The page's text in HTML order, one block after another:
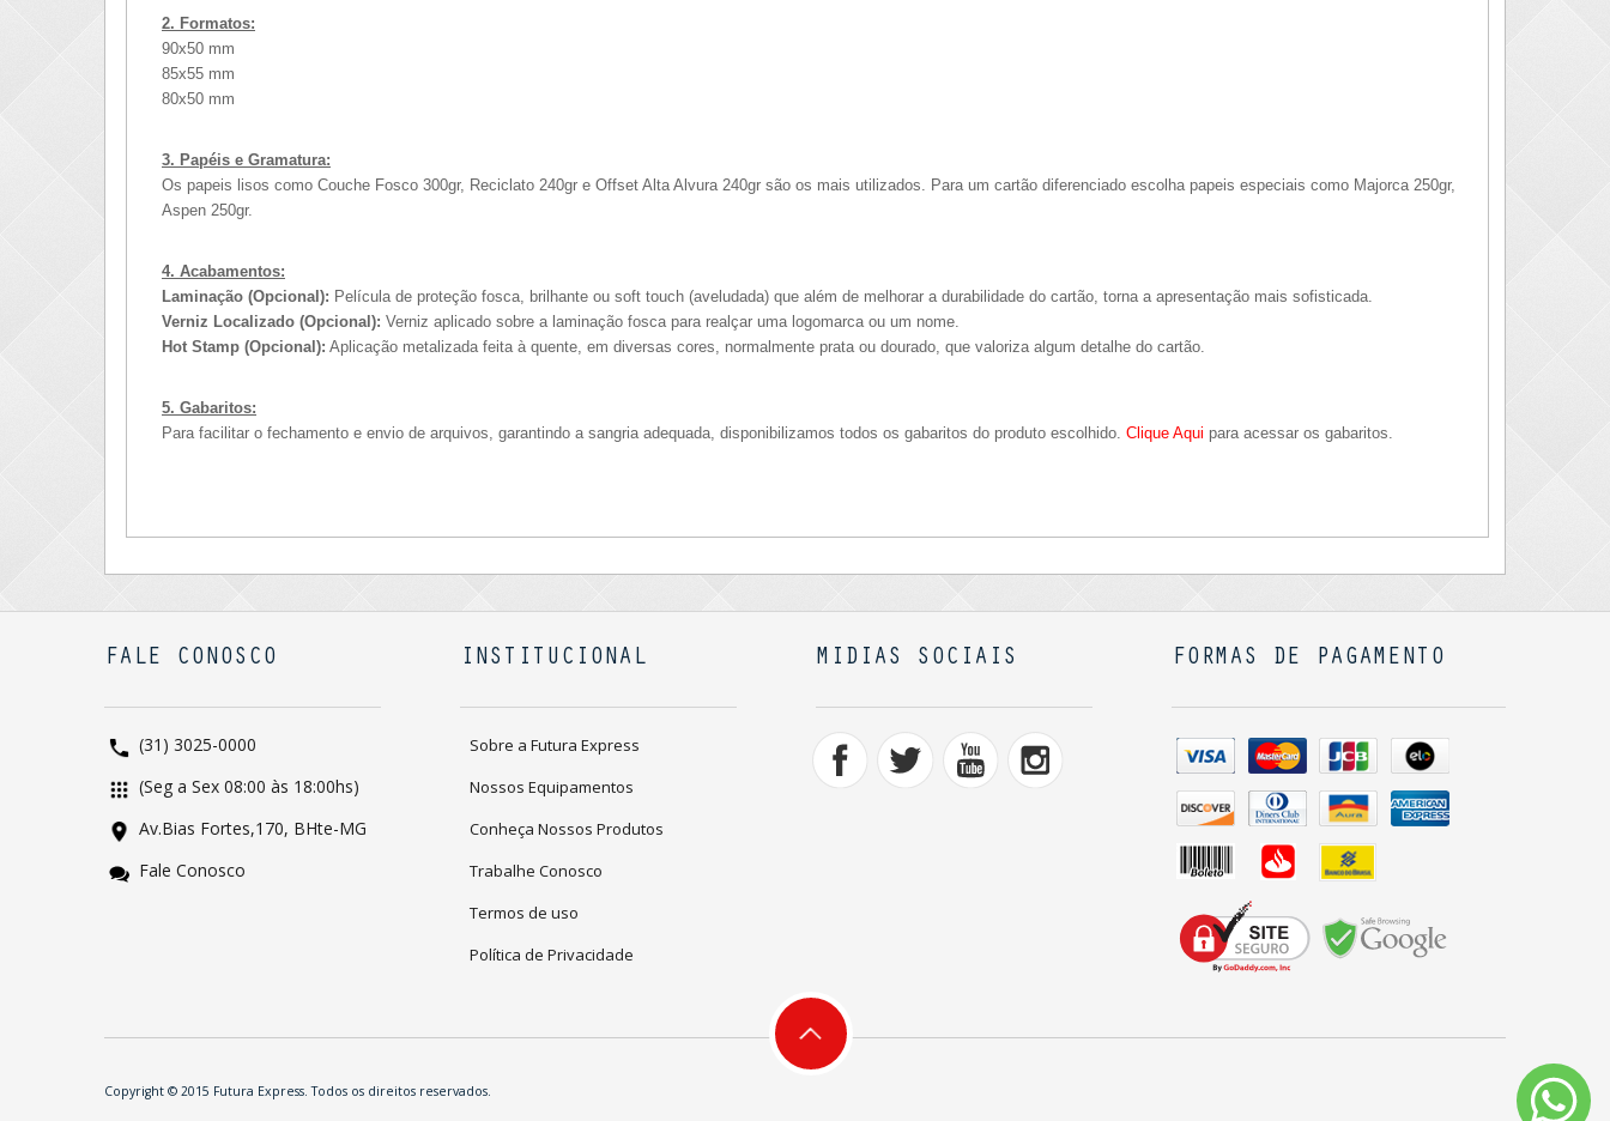
2. Formatos:
90x50 mm
85x55 mm
80x50 mm
3. Papéis e Gramatura:
Os papeis lisos como Couche Fosco 300gr, Reciclato 240gr e Offset Alta Alvura 240gr são os mais utilizados. Para um cartão diferenciado escolha papeis especiais como Majorca 250gr,
Aspen 250gr.
4. Acabamentos:
Laminação (Opcional): Película de proteção fosca, brilhante ou soft touch (aveludada) que além de melhorar a durabilidade do cartão, torna a apresentação mais sofisticada.
Verniz Localizado (Opcional): Verniz aplicado sobre a laminação fosca para realçar uma logomarca ou um nome.
Hot Stamp (Opcional): Aplicação metalizada feita à quente, em diversas cores, normalmente prata ou dourado, que valoriza algum detalhe do cartão.
5. Gabaritos:
Para facilitar o fechamento e envio de arquivos, garantindo a sangria adequada, disponibilizamos todos os gabaritos do produto escolhido. Clique Aqui para acessar os gabaritos.
FALE CONOSCO
(31) 3025-0000
(Seg a Sex 08:00 às 18:00hs)
Av.Bias Fortes,170, BHte-MG
Fale Conosco
INSTITUCIONAL
Sobre a Futura Express
Nossos Equipamentos
Conheça Nossos Produtos
Trabalhe Conosco
Termos de uso
Política de Privacidade
MIDIAS SOCIAIS FORMAS DE PAGAMENTO
Copyright © 2015 Futura Express. Todos os direitos reservados.